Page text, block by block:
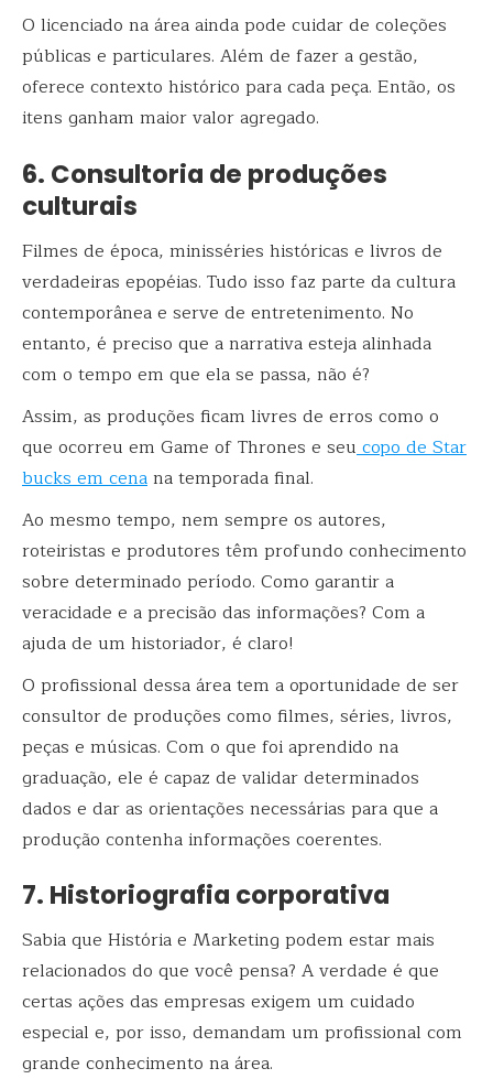
O licenciado na área ainda pode cuidar de coleções
públicas e particulares. Além de fazer a gestão,
oferece contexto histórico para cada peça. Então, os
itens ganham maior valor agregado.
6. Consultoria de produções
culturais
Filmes de época, minisséries históricas e livros de
verdadeiras epopéias. Tudo isso faz parte da cultura
contemporânea e serve de entretenimento. No
entanto, é preciso que a narrativa esteja alinhada
com o tempo em que ela se passa, não é?
Assim, as produções ficam livres de erros como o
que ocorreu em Game of Thrones e seu copo de Star
bucks em cenana temporada final.
Ao mesmo tempo, nem sempre os autores,
roteiristas e produtores têm profundo conhecimento
sobre determinado período. Como garantir a
veracidade e a precisão das informações? Com a
ajuda de um historiador, é claro!
O profissional dessa área tem a oportunidade de ser
consultor de produções como filmes, séries, livros,
peças e músicas. Com o que foi aprendido na
graduação, ele é capaz de validar determinados
dados e dar as orientações necessárias para que a
produção contenha informações coerentes.
7. Historiografia corporativa
Sabia que História e Marketing podem estar mais
relacionados do que você pensa? A verdade é que
certas ações das empresas exigem um cuidado
especial e, por isso, demandam um profissional com
grande conhecimento na área.